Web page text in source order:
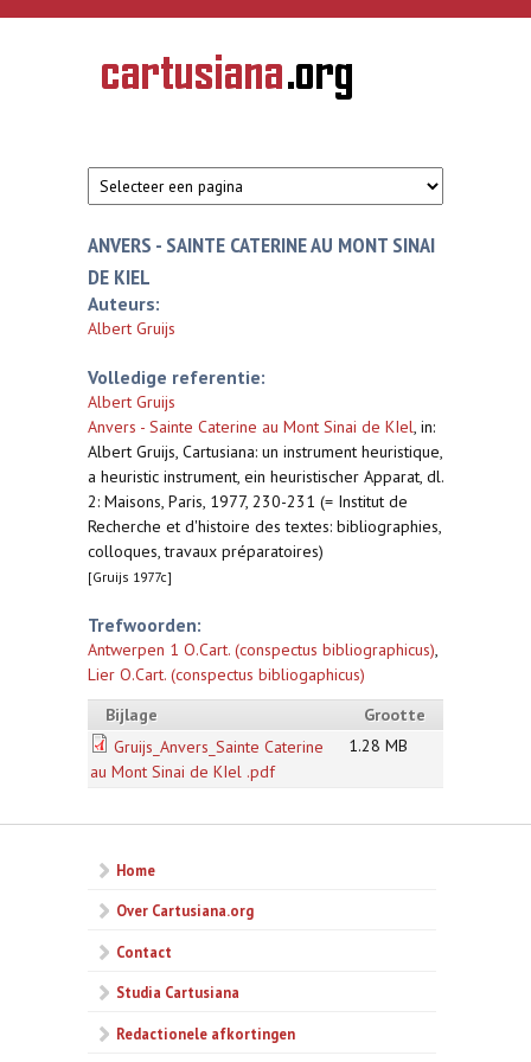
Overslaan en naar de inhoud gaan
CARTUSIANA
Geschiedenis
van de
ANVERS - SAINTE CATERINE AU MONT SINAI
DE KIEL
Auteurs:
Albert Gruijs
Volledige referentie:
Albert Gruijs
Anvers - Sainte Caterine au Mont Sinai de KIel, in:
Albert Gruijs, Cartusiana: un instrument heuristique,
a heuristic instrument, ein heuristischer Apparat, dl.
2: Maisons, Paris, 1977, 230-231 (= Institut de
Recherche et d'histoire des textes: bibliographies,
colloques, travaux préparatoires)
[Gruijs 1977c]
Trefwoorden:
Antwerpen 1 O.Cart. (conspectus bibliographicus),
Lier O.Cart. (conspectus bibliogaphicus)
Bijlage
Grootte
Gruijs_Anvers_Sainte Caterine
au Mont Sinai de KIel .pdf
1.28 MB
Home
Over Cartusiana.org
Contact
Studia Cartusiana
Redactionele afkortingen